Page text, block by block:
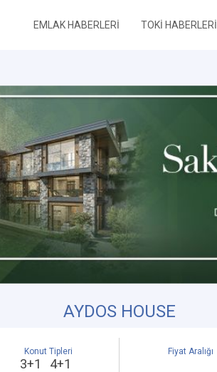
EMLAK HABERLERİ TOKİ HABERLERİ
AYDOS HOUSE
Konut Tipleri
3+1 4+1
Fiyat Aralığı